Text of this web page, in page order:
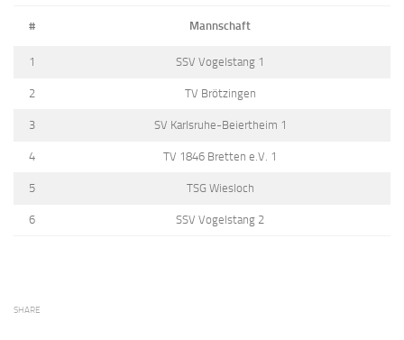
# Mannschaft
1 SSV Vogelstang 1
2 TV Brötzingen
3 SV Karlsruhe-Beiertheim 1
4 TV 1846 Bretten e.V. 1
5 TSG Wiesloch
6 SSV Vogelstang 2
SHARE